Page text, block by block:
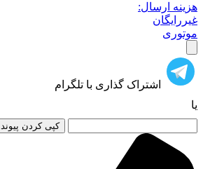
هزینه ارسال:
غیررایگان
موتوری
اشتراک گذاری با تلگرام
یا
کپی کردن پیوند